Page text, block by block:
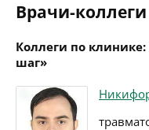
Врачи-коллеги
Коллеги по
шаг»